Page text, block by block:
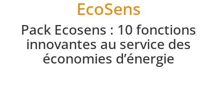
EcoSens
Pack Ecosens : 10 fonctions
innovantes au service des
économies d’énergie